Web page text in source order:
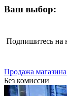
Ваш выбор:
Подпишитесь на
Продажа
Без комиссии